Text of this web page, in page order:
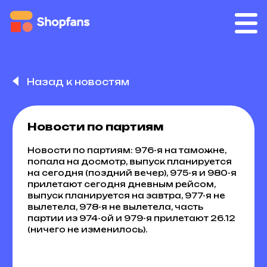
Назад к новостям
Новости по партиям
Новости по партиям: 976-я на таможне,
попала на досмотр, выпуск планируется
на сегодня (поздний вечер), 975-я и 980-я
прилетают сегодня дневным рейсом,
выпуск планируется на завтра, 977-я не
вылетела, 978-я не вылетела, часть
партии из 974-ой и 979-я прилетают 26.12
(ничего не изменилось).